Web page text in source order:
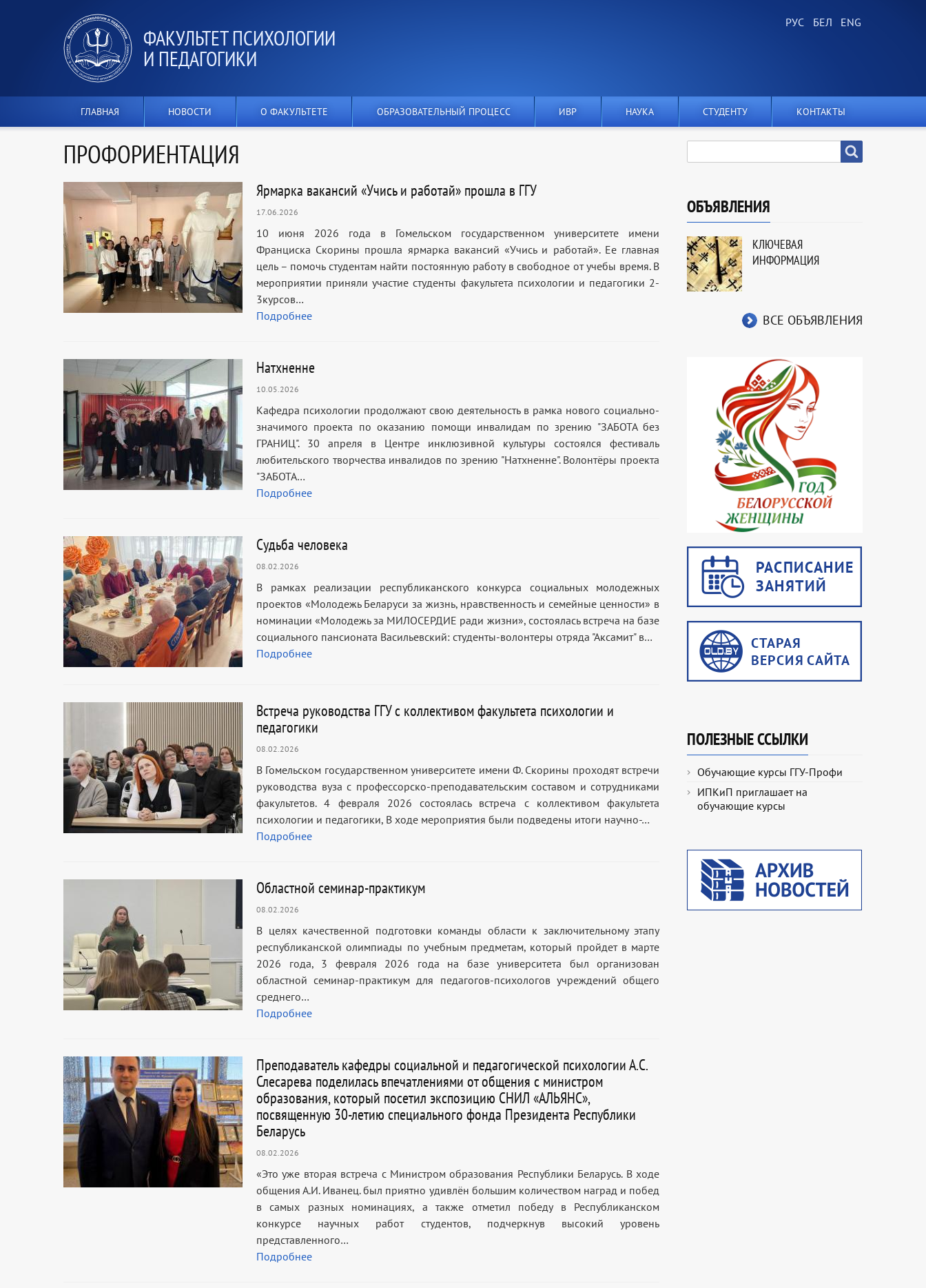
ФАКУЛЬТЕТ ПСИХОЛОГИИ
И ПЕДАГОГИКИ
ГЛАВНАЯ НОВОСТИ О ФАКУЛЬТЕТЕ ОБРАЗОВАТЕЛЬНЫЙ ПРОЦЕСС ИВР НАУКА СТУДЕНТУ КОНТАКТЫ
ПРОФОРИЕНТАЦИЯ
Ярмарка вакансий «Учись и работай» прошла в ГГУ
17.06.2026
10 июня 2026 года в Гомельском государственном университете имени
Франциска Скорины прошла ярмарка вакансий «Учись и работай». Ее главная
цель – помочь студентам найти постоянную работу в свободное от учебы время. В
мероприятии приняли участие студенты факультета психологии и педагогики 2-
3курсов…
Подробнее
Натхненне
10.05.2026
Кафедра психологии продолжают свою деятельность в рамка нового социально-
значимого проекта по оказанию помощи инвалидам по зрению "ЗАБОТА без
ГРАНИЦ". 30 апреля в Центре инклюзивной культуры состоялся фестиваль
любительского творчества инвалидов по зрению "Натхненне". Волонтёры проекта
"ЗАБОТА…
Подробнее
Судьба человека
08.02.2026
В рамках реализации республиканского конкурса социальных молодежных
проектов «Молодежь Беларуси за жизнь, нравственность и семейные ценности» в
номинации «Молодежь за МИЛОСЕРДИЕ ради жизни», состоялась встреча на базе
социального пансионата Васильевский: студенты-волонтеры отряда "Аксамит" в…
Подробнее
Встреча руководства ГГУ с коллективом факультета психологии и
педагогики
08.02.2026
В Гомельском государственном университете имени Ф. Скорины проходят встречи
руководства вуза с профессорско-преподавательским составом и сотрудниками
факультетов. 4 февраля 2026 состоялась встреча с коллективом факультета
психологии и педагогики, В ходе мероприятия были подведены итоги научно-…
Подробнее
Областной семинар-практикум
08.02.2026
В целях качественной подготовки команды области к заключительному этапу
республиканской олимпиады по учебным предметам, который пройдет в марте
2026 года, 3 февраля 2026 года на базе университета был организован
областной семинар-практикум для педагогов-психологов учреждений общего
среднего…
Подробнее
Преподаватель кафедры социальной и педагогической психологии А.С.
Слесарева поделилась впечатлениями от общения с министром
образования, который посетил экспозицию СНИЛ «АЛЬЯНС»,
посвященную 30-летию специального фонда Президента Республики
Беларусь
08.02.2026
«Это уже вторая встреча с Министром образования Республики Беларусь. В ходе
общения А.И. Иванец. был приятно удивлён большим количеством наград и побед
в самых разных номинациях, а также отметил победу в Республиканском
конкурсе научных работ студентов, подчеркнув высокий уровень
представленного…
Подробнее
ОБЪЯВЛЕНИЯ
КЛЮЧЕВАЯ
ИНФОРМАЦИЯ
ВСЕ ОБЪЯВЛЕНИЯ
ПОЛЕЗНЫЕ ССЫЛКИ
Обучающие курсы ГГУ-Профи
ИПКиП приглашает на
обучающие курсы